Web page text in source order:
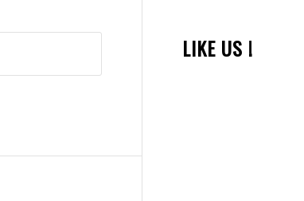
LIKE US !